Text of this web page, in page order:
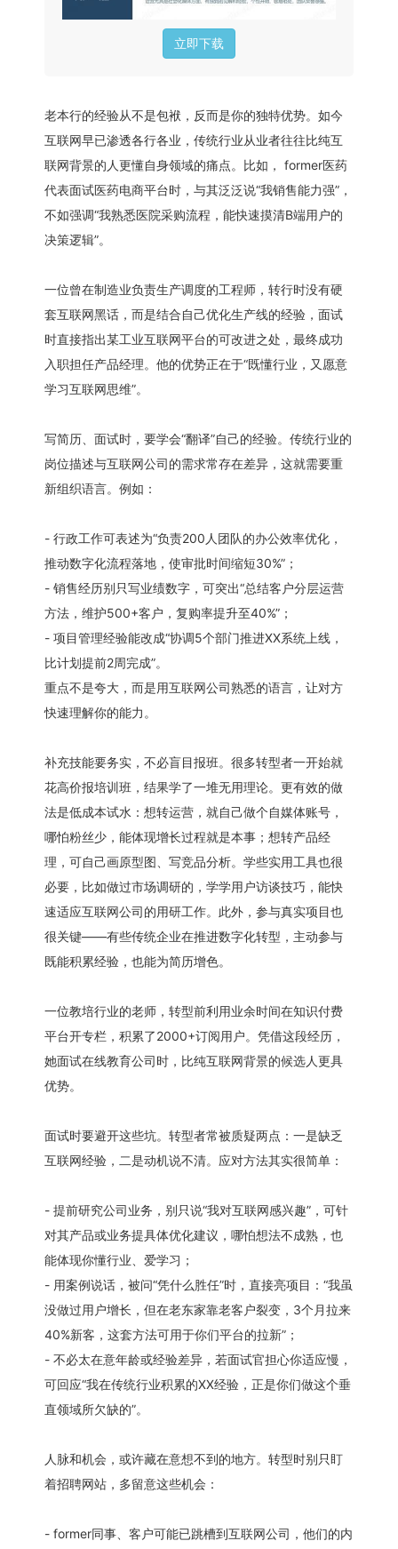
立即下载
老本行的经验从不是包袱，反而是你的独特优势。如今
互联网早已渗透各行各业，传统行业从业者往往比纯互
联网背景的人更懂自身领域的痛点。比如， former医药
代表面试医药电商平台时，与其泛泛说“我销售能力强”，
不如强调“我熟悉医院采购流程，能快速摸清B端用户的
决策逻辑”。
一位曾在制造业负责生产调度的工程师，转行时没有硬
套互联网黑话，而是结合自己优化生产线的经验，面试
时直接指出某工业互联网平台的可改进之处，最终成功
入职担任产品经理。他的优势正在于“既懂行业，又愿意
学习互联网思维”。
写简历、面试时，要学会“翻译”自己的经验。传统行业的
岗位描述与互联网公司的需求常存在差异，这就需要重
新组织语言。例如：
- 行政工作可表述为“负责200人团队的办公效率优化，
推动数字化流程落地，使审批时间缩短30%”；
- 销售经历别只写业绩数字，可突出“总结客户分层运营
方法，维护500+客户，复购率提升至40%”；
- 项目管理经验能改成“协调5个部门推进XX系统上线，
比计划提前2周完成”。
重点不是夸大，而是用互联网公司熟悉的语言，让对方
快速理解你的能力。
补充技能要务实，不必盲目报班。很多转型者一开始就
花高价报培训班，结果学了一堆无用理论。更有效的做
法是低成本试水：想转运营，就自己做个自媒体账号，
哪怕粉丝少，能体现增长过程就是本事；想转产品经
理，可自己画原型图、写竞品分析。学些实用工具也很
必要，比如做过市场调研的，学学用户访谈技巧，能快
速适应互联网公司的用研工作。此外，参与真实项目也
很关键——有些传统企业在推进数字化转型，主动参与
既能积累经验，也能为简历增色。
一位教培行业的老师，转型前利用业余时间在知识付费
平台开专栏，积累了2000+订阅用户。凭借这段经历，
她面试在线教育公司时，比纯互联网背景的候选人更具
优势。
面试时要避开这些坑。转型者常被质疑两点：一是缺乏
互联网经验，二是动机说不清。应对方法其实很简单：
- 提前研究公司业务，别只说“我对互联网感兴趣”，可针
对其产品或业务提具体优化建议，哪怕想法不成熟，也
能体现你懂行业、爱学习；
- 用案例说话，被问“凭什么胜任”时，直接亮项目：“我虽
没做过用户增长，但在老东家靠老客户裂变，3个月拉来
40%新客，这套方法可用于你们平台的拉新”；
- 不必太在意年龄或经验差异，若面试官担心你适应慢，
可回应“我在传统行业积累的XX经验，正是你们做这个垂
直领域所欠缺的”。
人脉和机会，或许藏在意想不到的地方。转型时别只盯
着招聘网站，多留意这些机会：
- former同事、客户可能已跳槽到互联网公司，他们的内